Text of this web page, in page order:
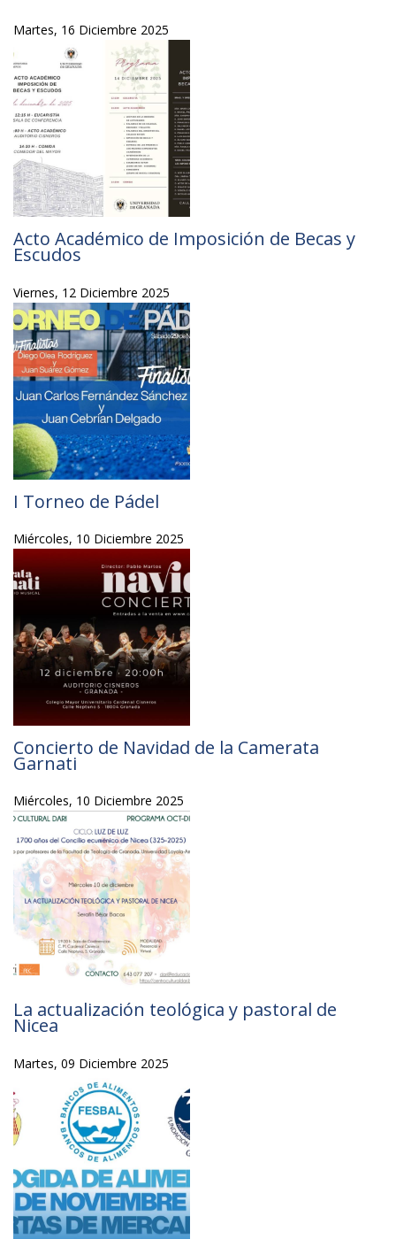
Martes, 16 Diciembre 2025
Acto Académico de Imposición de Becas y
Escudos
Viernes, 12 Diciembre 2025
I Torneo de Pádel
Miércoles, 10 Diciembre 2025
Concierto de Navidad de la Camerata
Garnati
Miércoles, 10 Diciembre 2025
La actualización teológica y pastoral de
Nicea
Martes, 09 Diciembre 2025